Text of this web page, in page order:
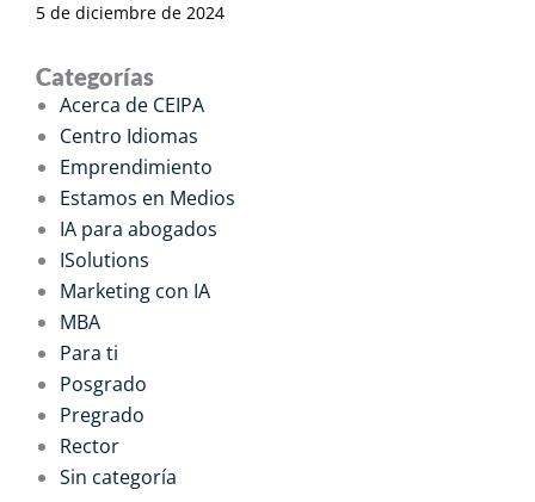
5 de diciembre de 2024
Categorías
Acerca de CEIPA
Centro Idiomas
Emprendimiento
Estamos en Medios
IA para abogados
ISolutions
Marketing con IA
MBA
Para ti
Posgrado
Pregrado
Rector
Sin categoría